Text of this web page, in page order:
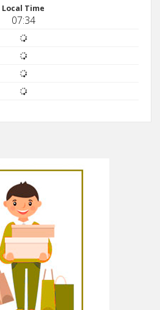
Local Time
07:34